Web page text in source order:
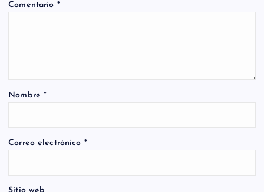
Comentario *
Nombre*
Correo electrónico *